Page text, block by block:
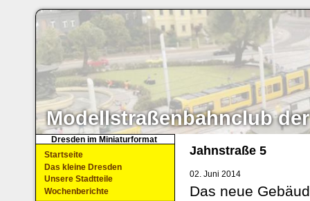
Modellstraßenbahnclub der
Jahnstraße 5
02. Juni 2014
Das neue
Dresden im Miniaturformat
Startseite
Das kleine Dresden
Unsere Stadtteile
Wochenberichte